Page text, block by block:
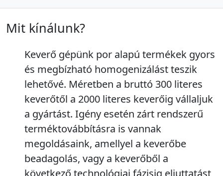
Mit kínálunk?
Keverő gépünk por alapú termékek gyors
és megbízható homogenizálást teszik
lehetővé. Méretben a bruttó 300 literes
keverőtől a 2000 literes keverőig vállaljuk
a gyártást. Igény esetén zárt rendszerű
terméktovábbításra is vannak
megoldásaink, amellyel a keverőbe
beadagolás, vagy a keverőből a